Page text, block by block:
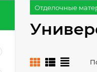
Отделочные